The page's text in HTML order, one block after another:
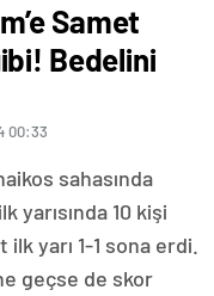
Samet
Bedelini
00:33
sahasında
yarısında 10 kişi
yarı 1-1 sona erdi.
geçse de skor